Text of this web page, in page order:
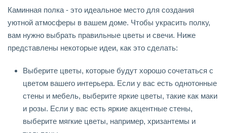
Каминная полка - это идеальное место для создания
уютной атмосферы в вашем доме. Чтобы украсить полку,
вам нужно выбрать правильные цветы и свечи. Ниже
представлены некоторые идеи, как это сделать:
Выберите цветы, которые будут хорошо сочетаться с
цветом вашего интерьера. Если у вас есть однотонные
стены и мебель, выберите яркие цветы, такие как маки
и розы. Если у вас есть яркие акцентные стены,
выберите мягкие цветы, например, хризантемы и